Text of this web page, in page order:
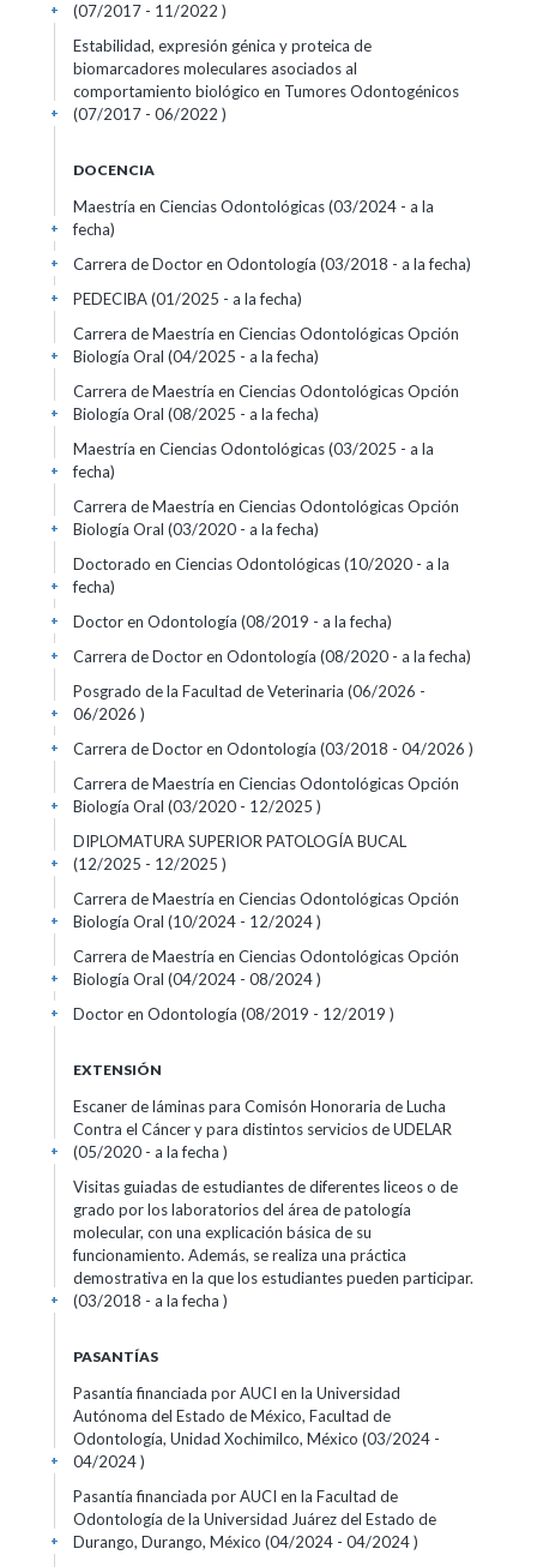
(07/2017 - 11/2022 )
+
Estabilidad, expresión génica y proteica de
biomarcadores moleculares asociados al
comportamiento biológico en Tumores Odontogénicos
(07/2017 - 06/2022 )
+
DOCENCIA
Maestría en Ciencias Odontológicas (03/2024 - a la
fecha)
+
Carrera de Doctor en Odontología (03/2018 - a la fecha)
+
PEDECIBA (01/2025 - a la fecha)
+
Carrera de Maestría en Ciencias Odontológicas Opción
Biología Oral (04/2025 - a la fecha)
+
Carrera de Maestría en Ciencias Odontológicas Opción
Biología Oral (08/2025 - a la fecha)
+
Maestría en Ciencias Odontológicas (03/2025 - a la
fecha)
+
Carrera de Maestría en Ciencias Odontológicas Opción
Biología Oral (03/2020 - a la fecha)
+
Doctorado en Ciencias Odontológicas (10/2020 - a la
fecha)
+
Doctor en Odontología (08/2019 - a la fecha)
+
Carrera de Doctor en Odontología (08/2020 - a la fecha)
+
Posgrado de la Facultad de Veterinaria (06/2026 -
06/2026 )
+
Carrera de Doctor en Odontología (03/2018 - 04/2026 )
+
Carrera de Maestría en Ciencias Odontológicas Opción
Biología Oral (03/2020 - 12/2025 )
+
DIPLOMATURA SUPERIOR PATOLOGÍA BUCAL
(12/2025 - 12/2025 )
+
Carrera de Maestría en Ciencias Odontológicas Opción
Biología Oral (10/2024 - 12/2024 )
+
Carrera de Maestría en Ciencias Odontológicas Opción
Biología Oral (04/2024 - 08/2024 )
+
Doctor en Odontología (08/2019 - 12/2019 )
+
EXTENSIÓN
Escaner de láminas para Comisón Honoraria de Lucha
Contra el Cáncer y para distintos servicios de UDELAR
(05/2020 - a la fecha )
+
Visitas guiadas de estudiantes de diferentes liceos o de
grado por los laboratorios del área de patología
molecular, con una explicación básica de su
funcionamiento. Además, se realiza una práctica
demostrativa en la que los estudiantes pueden participar.
(03/2018 - a la fecha )
+
PASANTÍAS
Pasantía financiada por AUCI en la Universidad
Autónoma del Estado de México, Facultad de
Odontología, Unidad Xochimilco, México (03/2024 -
04/2024 )
+
Pasantía financiada por AUCI en la Facultad de
Odontología de la Universidad Juárez del Estado de
Durango, Durango, México (04/2024 - 04/2024 )
+